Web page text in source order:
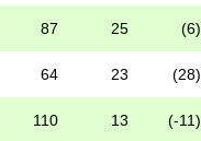
87 25 (6)
64 23 (28)
110 13 (-11)